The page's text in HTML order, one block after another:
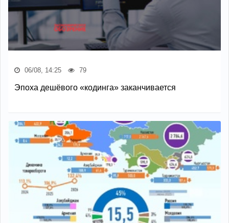
06/08, 14:25 79
Эпоха дешёвого «кодинга» заканчивается